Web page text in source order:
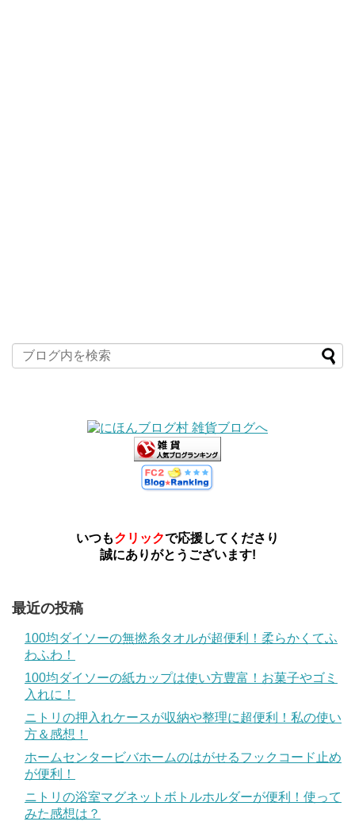
いつもクリックで応援してくださり
誠にありがとうございます!
最近の投稿
100均ダイソーの無撚糸タオルが超便利！柔らかくてふ
わふわ！
100均ダイソーの紙カップは使い方豊富！お菓子やゴミ
入れに！
ニトリの押入れケースが収納や整理に超便利！私の使い
方＆感想！
ホームセンタービバホームのはがせるフックコード止め
が便利！
ニトリの浴室マグネットボトルホルダーが便利！使って
みた感想は？